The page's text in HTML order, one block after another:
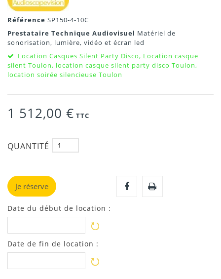
Référence SP150-4-10C
Prestataire Technique Audiovisuel Matériel de
sonorisation, lumière, vidéo et écran led
Location Casques Silent Party Disco, Location casque
silent Toulon, location casque silent party disco Toulon,
location soirée silencieuse Toulon
1 512,00 € TTC
QUANTITÉ
Je réserve
Date du début de location :
Date de fin de location :